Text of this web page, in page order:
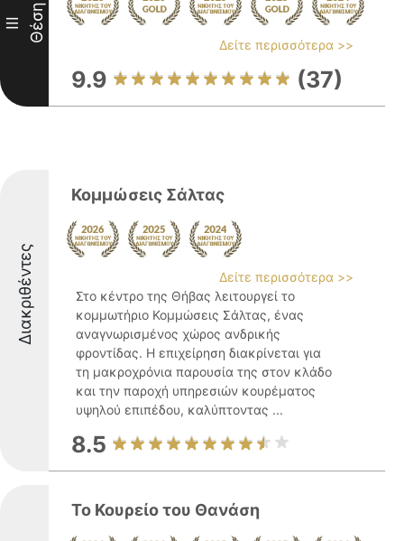
III Θέση
Δείτε περισσότερα >>
9.9 (37)
Διακριθέντες
Κομμώσεις Σάλτας
Δείτε περισσότερα >>
Στο κέντρο της Θήβας λειτουργεί το
κομμωτήριο Κομμώσεις Σάλτας, ένας
αναγνωρισμένος χώρος ανδρικής
φροντίδας. Η επιχείρηση διακρίνεται για
τη μακροχρόνια παρουσία της στον κλάδο
και την παροχή υπηρεσιών κουρέματος
υψηλού επιπέδου, καλύπτοντας ...
8.5
Το Κουρείο του Θανάση